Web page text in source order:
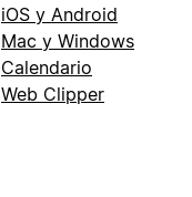
iOS y Android
Mac y Windows
Calendario
Web Clipper